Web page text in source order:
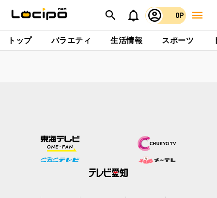
0P
トップ バラエティ 生活情報 スポーツ